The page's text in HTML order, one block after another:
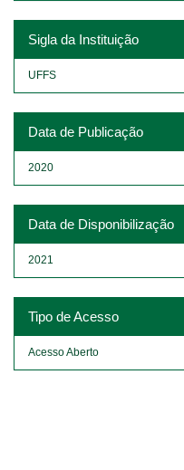
Sigla da Instituição
UFFS
Data de Publicação
2020
Data de Disponibilização
2021
Tipo de Acesso
Acesso Aberto